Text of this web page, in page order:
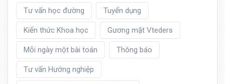
Tư vấn học đường Tuyển dụng
Kiến thức Khoa học Gương mặt Vteders
Mỗi ngày một bài toán Thông báo
Tư vấn Hướng nghiệp